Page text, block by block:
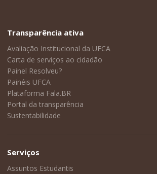
Transparência ativa
Avaliação Institucional da UFCA
Carta de serviços ao cidadão
Painel Resolveu?
Painéis UFCA
Plataforma Fala.BR
Portal da transparência
Sustentabilidade
Serviços
Assuntos Estudantis